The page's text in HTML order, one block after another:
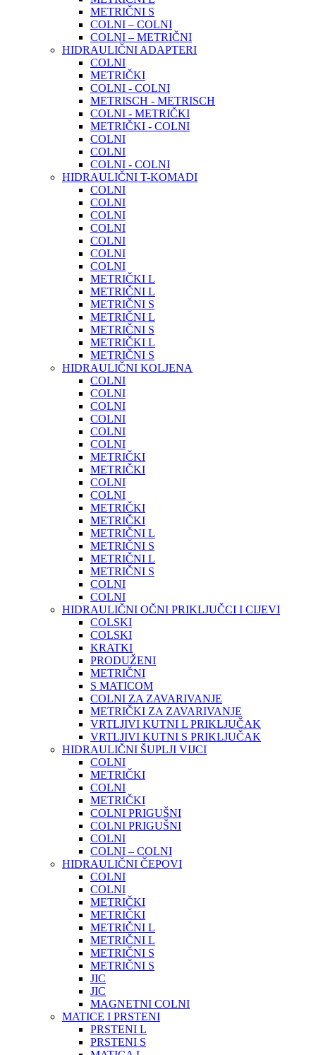
METRIČNI S
COLNI – COLNI
COLNI – METRIČNI
HIDRAULIČNI ADAPTERI
COLNI
METRIČKI
COLNI - COLNI
METRISCH - METRISCH
COLNI - METRIČKI
METRIČKI - COLNI
COLNI
COLNI
COLNI - COLNI
HIDRAULIČNI T-KOMADI
COLNI
COLNI
COLNI
COLNI
COLNI
COLNI
COLNI
METRIČKI L
METRIČNI L
METRIČNI S
METRIČNI L
METRIČNI S
METRIČKI L
METRIČNI S
HIDRAULIČNI KOLJENA
COLNI
COLNI
COLNI
COLNI
COLNI
COLNI
METRIČKI
METRIČKI
COLNI
COLNI
METRIČKI
METRIČKI
METRIČNI L
METRIČNI S
METRIČNI L
METRIČNI S
COLNI
COLNI
HIDRAULIČNI OČNI PRIKLJUČCI I CIJEVI
COLSKI
COLSKI
KRATKI
PRODUŽENI
METRIČNI
S MATICOM
COLNI ZA ZAVARIVANJE
METRIČKI ZA ZAVARIVANJE
VRTLJIVI KUTNI L PRIKLJUČAK
VRTLJIVI KUTNI S PRIKLJUČAK
HIDRAULIČNI ŠUPLJI VIJCI
COLNI
METRIČKI
COLNI
METRIČKI
COLNI PRIGUŠNI
COLNI PRIGUŠNI
COLNI
COLNI – COLNI
HIDRAULIČNI ČEPOVI
COLNI
COLNI
METRIČKI
METRIČKI
METRIČNI L
METRIČNI L
METRIČNI S
METRIČNI S
JIC
JIC
MAGNETNI COLNI
MATICE I PRSTENI
PRSTENI L
PRSTENI S